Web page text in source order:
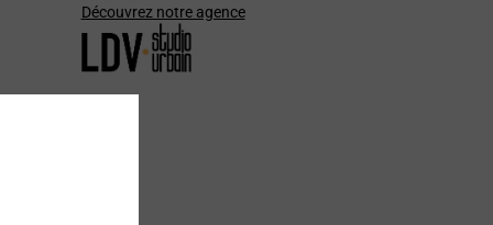
Découvrez notre agence